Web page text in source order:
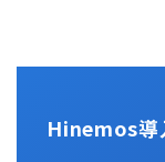
Hinemos導